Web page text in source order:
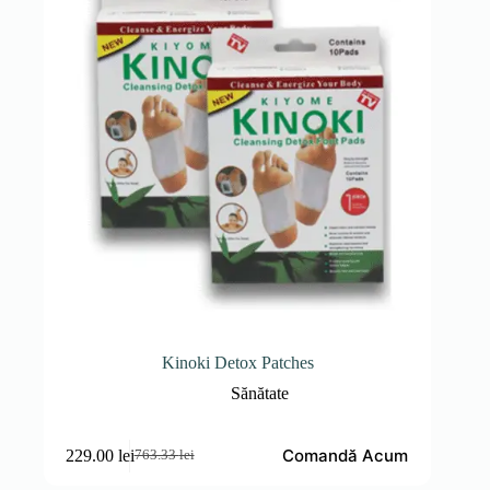
Kinoki Detox Patches
Sănătate
763.33lei
Prețul
229.00 leiPrețul
Comandă Acum